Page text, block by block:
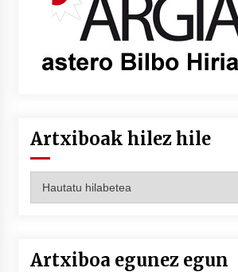
Artxiboak hilez hile
hilez
Artxiboa egunez egun